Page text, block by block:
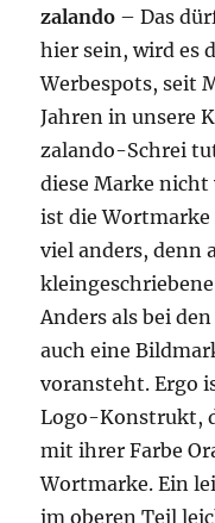
zalando – Das
hier sein, wird es
Werbespots, seit
Jahren in unsere
zalando-Schrei
diese Marke
ist die
viel anders, denn
Anders als bei
auch eine
voransteht. Ergo
Logo-Konstrukt,
mit ihrer Farbe
Wortmarke. Ein
im oberen Teil